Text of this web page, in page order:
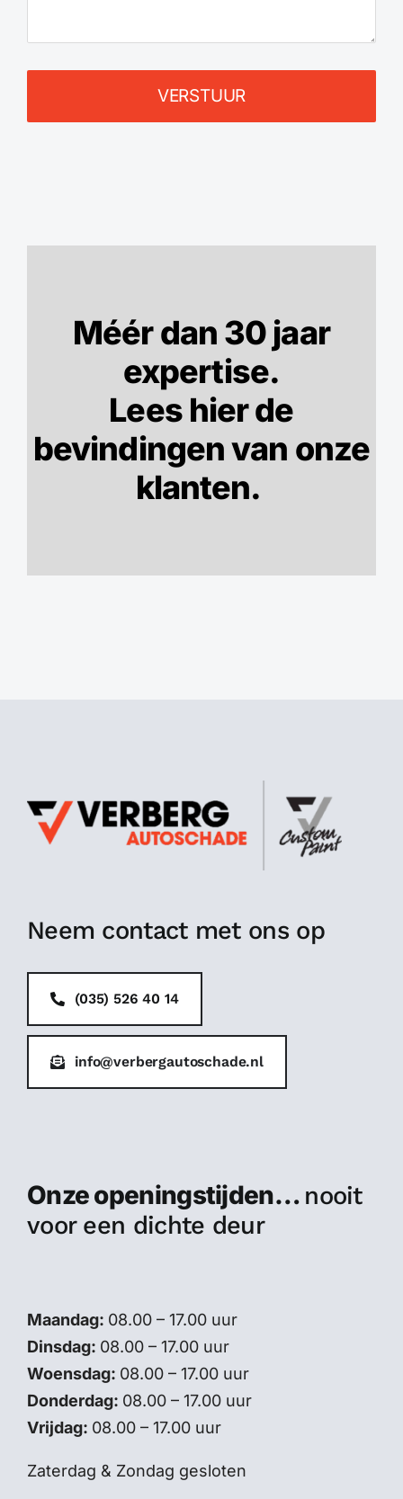
VERSTUUR
Méér dan 30 jaar
expertise.
Lees hier de
bevindingen van onze
klanten.
Neem contact met ons op
(035) 526 40 14
info@verbergautoschade.nl
Onze openingstijden… nooit
voor een dichte deur
Maandag: 08.00 – 17.00 uur
Dinsdag: 08.00 – 17.00 uur
Woensdag: 08.00 – 17.00 uur
Donderdag: 08.00 – 17.00 uur
Vrijdag: 08.00 – 17.00 uur
Zaterdag & Zondag gesloten